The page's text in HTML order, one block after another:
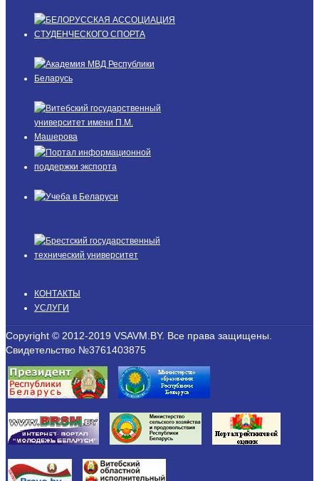
КОНТАКТЫ
УСЛУГИ
Copyright © 2012-2019 VSAVM.BY. Все права защищены.
Свидетельство №3761403875